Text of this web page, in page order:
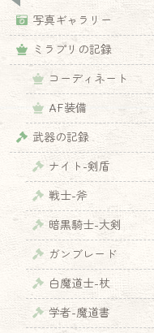
写真ギャラリー
ミラプリの記録
コーディネート
AF装備
武器の記録
ナイト-剣盾
戦士-斧
暗黒騎士-大剣
ガンブレード
白魔道士-杖
学者-魔道書